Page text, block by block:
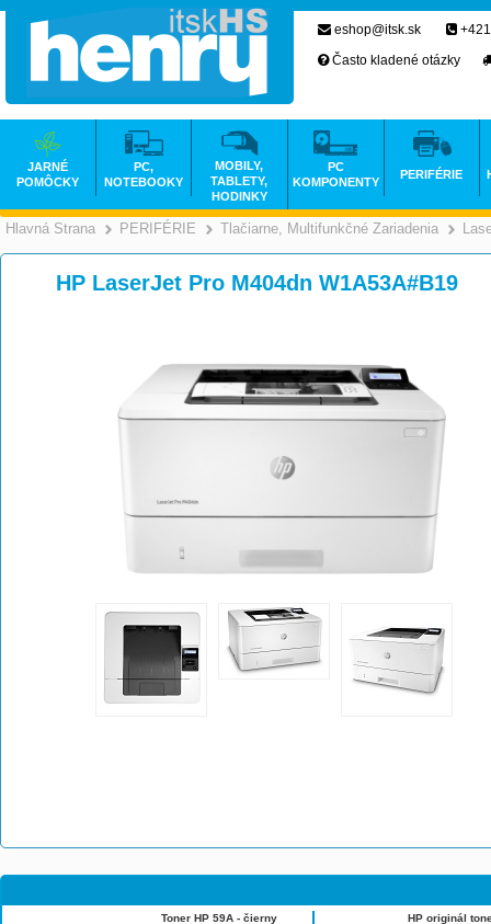
Hlavná Strana >
PERIFÉRIE >
Tlačiarne, Multifunkčné Zariadenia
HP LaserJet Pro M404dn W1A53A#B19
Toner HP 59A - čierny
HP originál
eshop@itsk.sk
Často kladené otázky
JARNÉ
POMÔCKY
PC,
NOTEBOOKY
MOBILY,
TABLETY,
HODINKY
PC
KOMPONENTY
PERIFÉRIE